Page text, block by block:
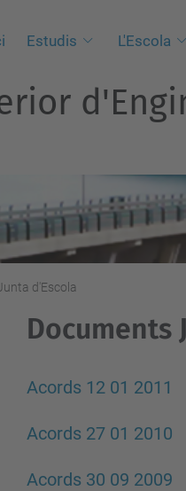
Estudis L'Escola
d'Escola
Documents
Acords 12 01 2011
Acords 27 01 2010
Acords 30 09 2009